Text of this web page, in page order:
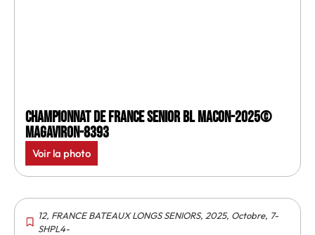
Championnat de France senior BL Macon-2025©
MagAviron-8393
Voir la photo
12, FRANCE BATEAUX LONGS SENIORS, 2025, Octobre, 7-
SHPL4-